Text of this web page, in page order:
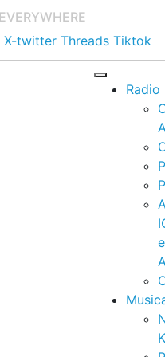
X-twitter Threads Tiktok
Radio
e